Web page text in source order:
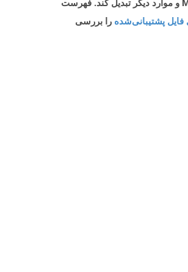
PNG BMP)، MD و موارد دیگر تبدیل کند. فهرست
پشتیبانی‌شده را بررسی